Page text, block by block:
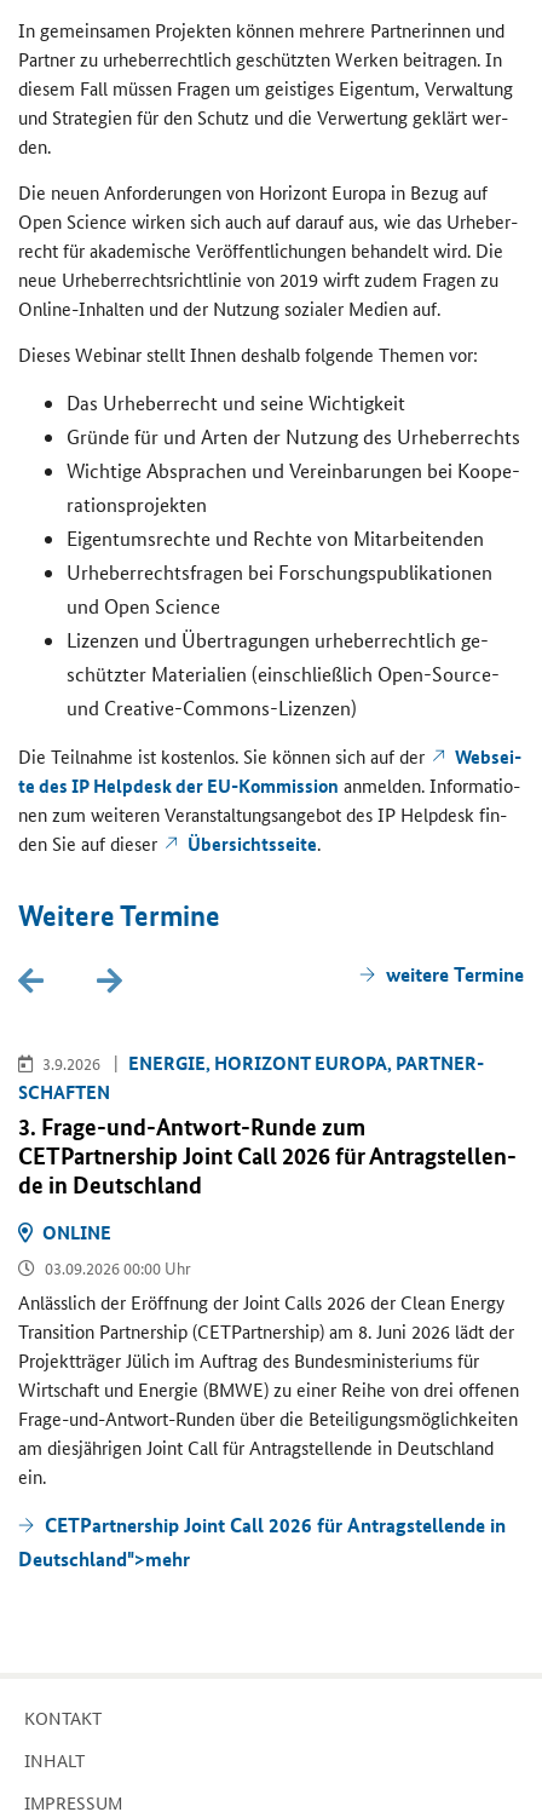
In ge­mein­sa­men Pro­jek­ten kön­nen meh­re­re Part­ne­rin­nen und
Part­ner zu ur­he­ber­recht­lich ge­schütz­ten Wer­ken bei­tra­gen. In
die­sem Fall müs­sen Fra­gen um geis­ti­ges Ei­gen­tum, Ver­wal­tung
und Stra­te­gien für den Schutz und die Ver­wer­tung ge­klärt wer­
den.
Die neuen An­for­de­run­gen von Ho­ri­zont Eu­ro­pa in Bezug auf
Open Science wir­ken sich auch auf dar­auf aus, wie das Ur­he­ber­
recht für aka­de­mi­sche Ver­öf­fent­li­chun­gen be­han­delt wird. Die
neue Ur­he­ber­rechts­richt­li­nie von 2019 wirft zudem Fra­gen zu
Online-​Inhalten und der Nut­zung so­zia­ler Me­di­en auf.
Die­ses We­bi­nar stellt Ihnen des­halb fol­gen­de The­men vor:
Das Ur­he­ber­recht und seine Wich­tig­keit
Grün­de für und Arten der Nut­zung des Ur­he­ber­rechts
Wich­ti­ge Ab­spra­chen und Ver­ein­ba­run­gen bei Ko­ope­
ra­ti­ons­pro­jek­ten
Ei­gen­tums­rech­te und Rech­te von Mit­ar­bei­ten­den
Ur­he­ber­rechts­fra­gen bei For­schungs­pu­bli­ka­tio­nen
und Open Science
Li­zen­zen und Über­tra­gun­gen ur­he­ber­recht­lich ge­
schütz­ter Ma­te­ria­li­en (ein­schließ­lich Open-Source-
und Creative-Commons-​Lizenzen)
Die Teil­nah­me ist kos­ten­los. Sie kön­nen sich auf der
Web­sei­
te des IP Hel­pdesk der EU-​Kommission an­mel­den. In­for­ma­tio­
nen zum wei­te­ren Ver­an­stal­tungs­an­ge­bot des IP Hel­pdesk fin­
den Sie auf die­ser
Über­sichts­sei­te.
Wei­te­re Ter­mi­ne
wei­te­re Ter­mi­ne
3.9.2026
EN­ER­GIE, HO­RI­ZONT EU­RO­PA, PART­NER­
SCHAF­TEN
3. Frage-​und-Antwort-Runde zum
CETPartnership Joint Call 2026 für An­trag­stel­len­
de in Deutsch­land
ON­LINE
03.09.2026 00:00 Uhr
An­läss­lich der Er­öff­nung derJoint Calls 2026 der Clean Energy
Transition Partnership (CETPartnership)am 8. Juni 2026 lädt der
Pro­jekt­trä­ger Jü­lich im Auf­trag des Bun­des­mi­nis­te­ri­ums für
Wirt­schaft und En­er­gie (BMWE) zu einer Reihe von drei of­fe­nen
Frage-​und-Antwort-Runden über die Be­tei­li­gungs­mög­lich­kei­ten
am dies­jäh­ri­genJoint Callfür An­trag­stel­len­de in Deutsch­land
ein.
CETPartnership Joint Call 2026 für Antragstellende in
Deutschland">mehr
KON­TAKT
IN­HALT
IM­PRES­SUM